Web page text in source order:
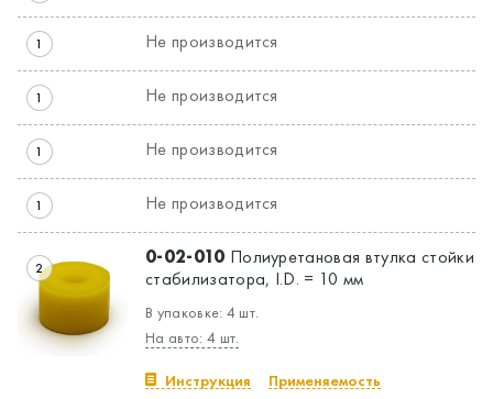
1 Не производится
1 Не производится
1 Не производится
1 Не производится
2 0-02-010 Полиуретановая втулка стойки
стабилизатора, I.D. = 10 мм
В упаковке: 4 шт.
На авто: 4 шт.
Инструкция Применяемость